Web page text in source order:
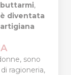
,
diventata
sono
ragioneria,